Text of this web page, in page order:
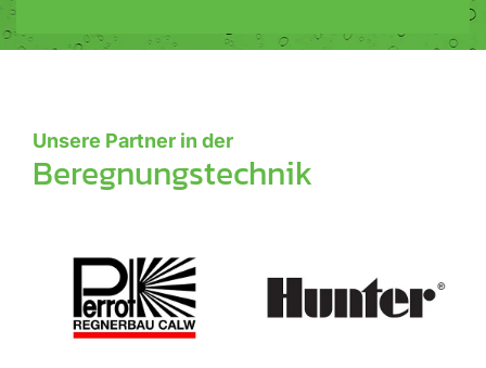
Unsere Partner in der
Beregnungstechnik